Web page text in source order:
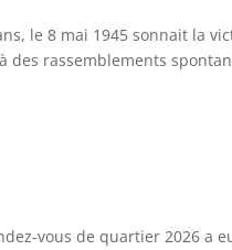
le 8 mai 1945 sonnait la
des rassemblements
vous de quartier 2026 a